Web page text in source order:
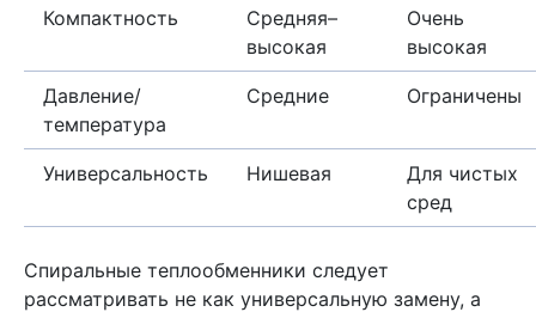
Компактность
Средняя–
высокая
Очень
высокая
Давление/
температура
Средние Ограничены
Универсальность Нишевая
Для чистых
сред
Спиральные теплообменники следует
рассматривать не как универсальную замену, а